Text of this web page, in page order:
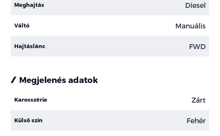
Meghajtás Diesel
Váltó Manuális
Hajtáslánc FWD
Megjelenés adatok
Karosszéria Zárt
Külső szín Fehér